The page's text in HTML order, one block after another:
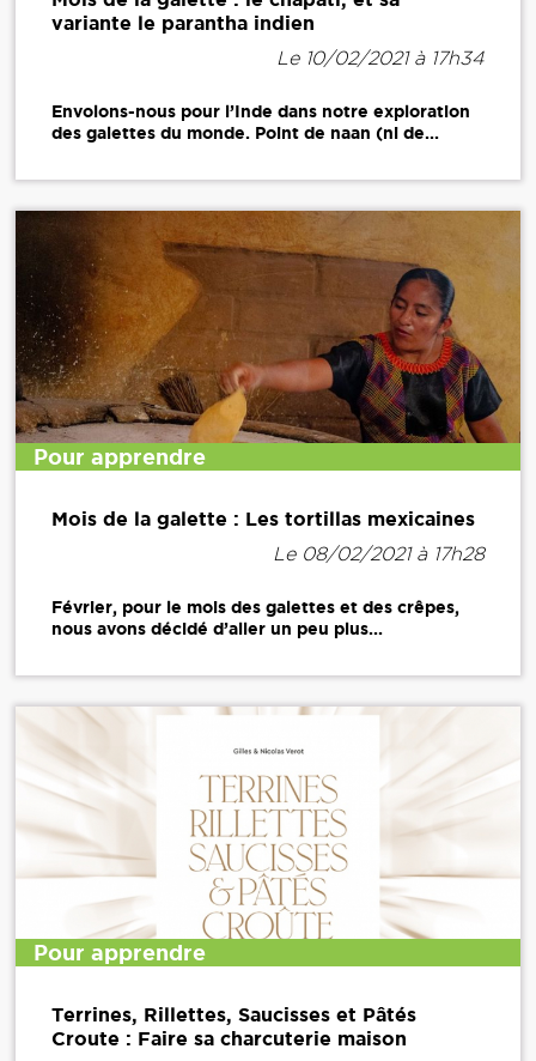
variante le parantha indien
Le 10/02/2021 à 17h34
Envolons-nous pour l’Inde dans notre exploration
des galettes du monde. Point de naan (ni de...
Pour apprendre
Mois de la galette : Les tortillas mexicaines
Le 08/02/2021 à 17h28
Février, pour le mois des galettes et des crêpes,
nous avons décidé d’aller un peu plus...
Pour apprendre
Terrines, Rillettes, Saucisses et Pâtés
Croute : Faire sa charcuterie maison